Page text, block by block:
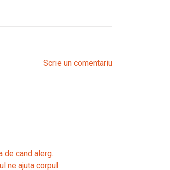
Scrie un comentariu
de cand alerg.
ne ajuta corpul.